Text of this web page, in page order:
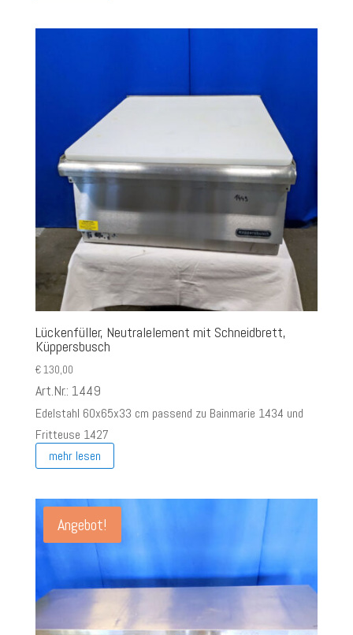
Lückenfüller, Neutralelement mit Schneidbrett,
Küppersbusch
€130,00
Art.Nr.: 1449
Edelstahl 60x65x33 cm passend zu Bainmarie 1434 und
Fritteuse 1427
mehr lesen
Angebot!